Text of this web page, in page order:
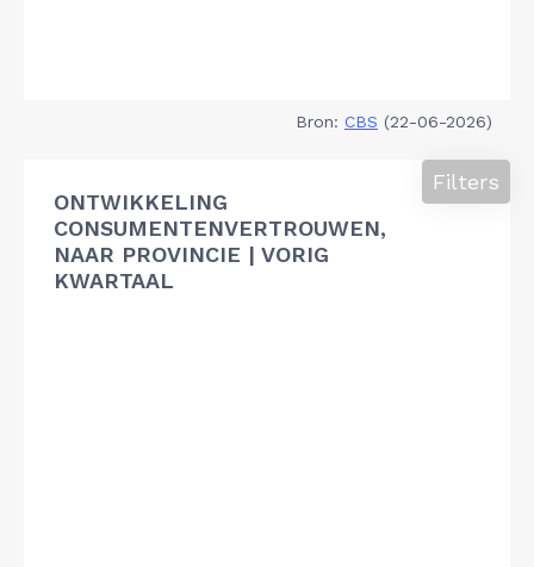
Bron: CBS (22-06-2026)
ONTWIKKELING
CONSUMENTENVERTROUWEN,
NAAR PROVINCIE | VORIG
KWARTAAL
Filters